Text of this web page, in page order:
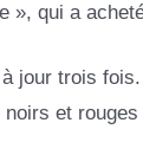
», qui a
jour trois
et